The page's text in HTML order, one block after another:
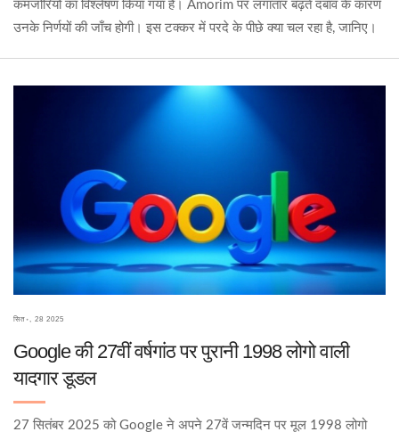
कमजोरियों का विश्लेषण किया गया है। Amorim पर लगातार बढ़ते दबाव के कारण
उनके निर्णयों की जाँच होगी। इस टक्कर में परदे के पीछे क्या चल रहा है, जानिए।
सित॰, 28 2025
Google की 27वीं वर्षगांठ पर पुरानी 1998 लोगो वाली
यादगार डूडल
27 सितंबर 2025 को Google ने अपने 27वें जन्मदिन पर मूल 1998 लोगो